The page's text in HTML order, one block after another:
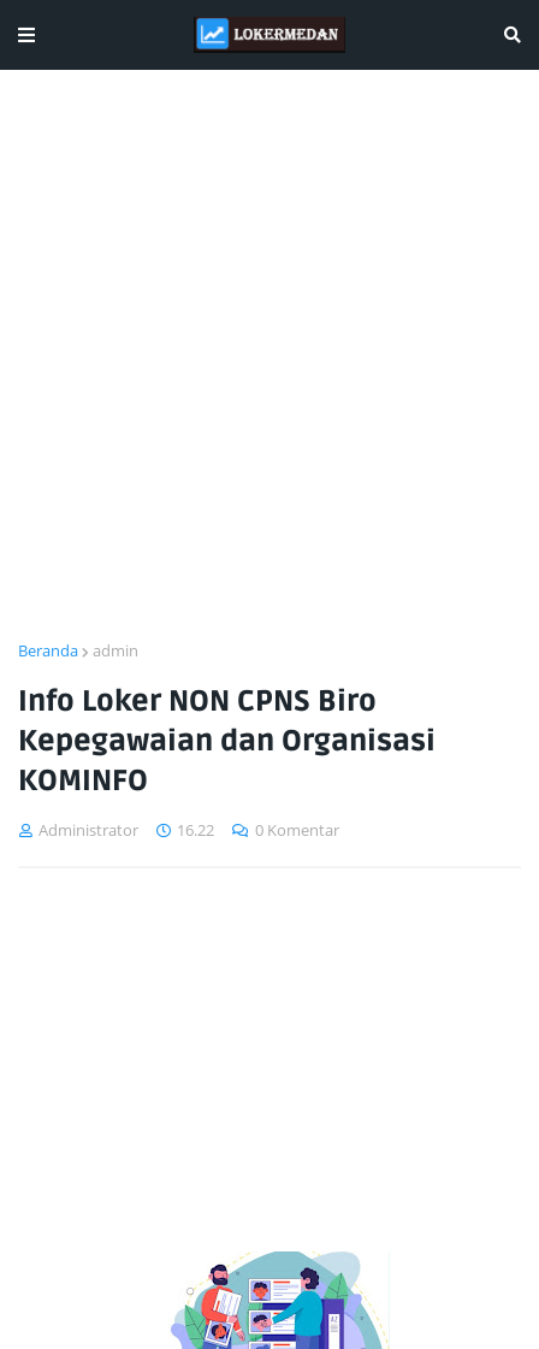
Beranda admin
Info Loker NON CPNS Biro
Kepegawaian dan Organisasi
KOMINFO
Administrator 16.22 0 Komentar